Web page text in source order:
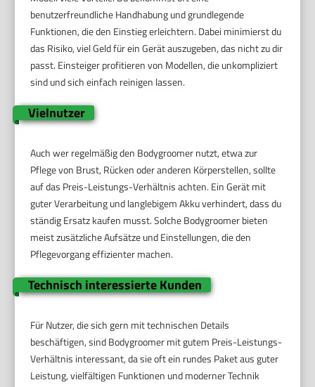
benutzerfreundliche Handhabung und grundlegende
Funktionen, die den Einstieg erleichtern. Dabei minimierst du
das Risiko, viel Geld für ein Gerät auszugeben, das nicht zu dir
passt. Einsteiger profitieren von Modellen, die unkompliziert
sind und sich einfach reinigen lassen.
Vielnutzer
Auch wer regelmäßig den Bodygroomer nutzt, etwa zur
Pflege von Brust, Rücken oder anderen Körperstellen, sollte
auf das Preis-Leistungs-Verhältnis achten. Ein Gerät mit
guter Verarbeitung und langlebigem Akku verhindert, dass du
ständig Ersatz kaufen musst. Solche Bodygroomer bieten
meist zusätzliche Aufsätze und Einstellungen, die den
Pflegevorgang effizienter machen.
Technisch interessierte Kunden
Für Nutzer, die sich gern mit technischen Details
beschäftigen, sind Bodygroomer mit gutem Preis-Leistungs-
Verhältnis interessant, da sie oft ein rundes Paket aus guter
Leistung, vielfältigen Funktionen und moderner Technik